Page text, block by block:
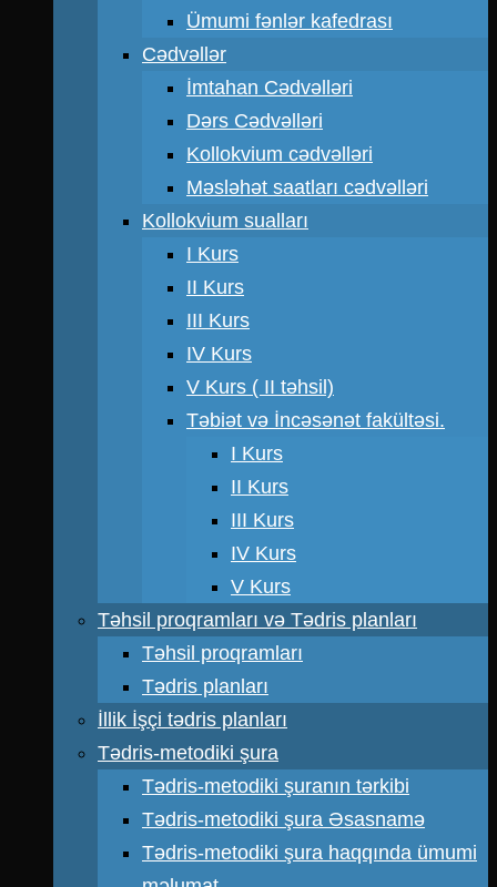
Ümumi fənlər kafedrası
Cədvəllər
İmtahan Cədvəlləri
Dərs Cədvəlləri
Kollokvium cədvəlləri
Məsləhət saatları cədvəlləri
Kollokvium sualları
I Kurs
II Kurs
III Kurs
IV Kurs
V Kurs ( II təhsil)
Təbiət və İncəsənət fakültəsi.
I Kurs
II Kurs
III Kurs
IV Kurs
V Kurs
Təhsil proqramları və Tədris planları
Təhsil proqramları
Tədris planları
İllik İşçi tədris planları
Tədris-metodiki şura
Tədris-metodiki şuranın tərkibi
Tədris-metodiki şura Əsasnamə
Tədris-metodiki şura haqqında ümumi